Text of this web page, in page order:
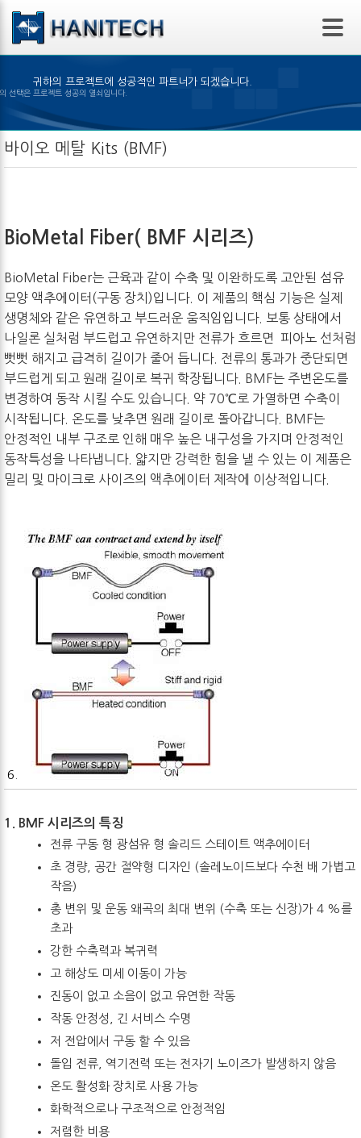
본문 바로가기
귀하의 프로젝트에 성공적인 파트너가 되겠습니다.
알맞은 제품의 선택은 프로젝트 성공의 열쇠입니다.
바이오 메탈 Kits (BMF)
BioMetal Fiber( BMF 시리즈)
BioMetal Fiber는 근육과 같이 수축 및 이완하도록 고안된 섬유
모양 액추에이터(구동 장치)입니다. 이 제품의 핵심 기능은 실제
생명체와 같은 유연하고 부드러운 움직임입니다. 보통 상태에서
나일론 실처럼 부드럽고 유연하지만 전류가 흐르면 피아노 선처럼
뻣뻣 해지고 급격히 길이가 줄어 듭니다. 전류의 통과가 중단되면
부드럽게 되고 원래 길이로 복귀 학장됩니다. BMF는 주변온도를
변경하여 동작 시킬 수도 있습니다. 약 70℃로 가열하면 수축이
시작됩니다. 온도를 낮추면 원래 길이로 돌아갑니다. BMF는
안정적인 내부 구조로 인해 매우 높은 내구성을 가지며 안정적인
동작특성을 나타냅니다. 얇지만 강력한 힘을 낼 수 있는 이 제품은
밀리 및 마이크로 사이즈의 액추에이터 제작에 이상적입니다.
6.
1. BMF 시리즈의 특징
전류 구동 형 광섬유 형 솔리드 스테이트 액추에이터
초 경량, 공간 절약형 디자인 (솔레노이드보다 수천 배 가볍고
작음)
총 변위 및 운동 왜곡의 최대 변위 (수축 또는 신장)가 4 %를
초과
강한 수축력과 복귀력
고 해상도 미세 이동이 가능
진동이 없고 소음이 없고 유연한 작동
작동 안정성, 긴 서비스 수명
저 전압에서 구동 할 수 있음
돌입 전류, 역기전력 또는 전자기 노이즈가 발생하지 않음
온도 활성화 장치로 사용 가능
화학적으로나 구조적으로 안정적임
저렴한 비용